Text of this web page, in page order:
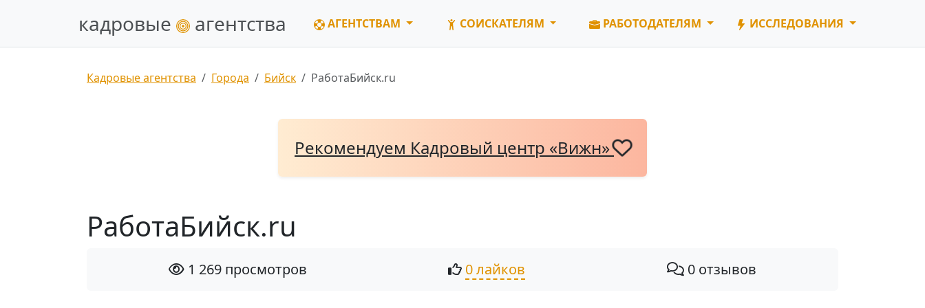
кадровые агентства АГЕНТСТВАМ СОИСКАТЕЛЯМ РАБОТОДАТЕЛЯМ ИССЛЕДОВАНИЯ
Кадровые агентства Города Бийск РаботаБийск.ru
Рекомендуем Кадровый центр «Вижн»
РаботаБийск.ru
1 269 просмотров 0 лайков 0 отзывов